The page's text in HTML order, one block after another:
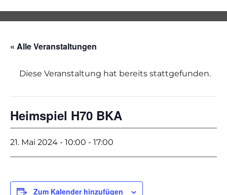
« Alle Veranstaltungen
Diese Veranstaltung hat bereits stattgefunden.
Heimspiel H70 BKA
21. Mai 2024 - 10:00 - 17:00
Zum Kalender hinzufügen